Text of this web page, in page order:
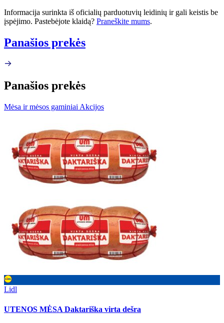
Informacija surinkta iš oficialių parduotuvių leidinių ir gali keistis be
įspėjimo. Pastebėjote klaidą? Praneškite mums.
Panašios prekės
Panašios prekės
Mėsa ir mėsos gaminiai Akcijos
Lidl
UTENOS MĖSA Daktariška virta dešra